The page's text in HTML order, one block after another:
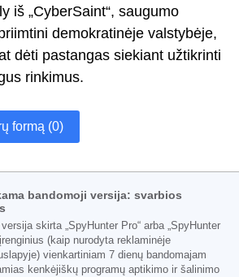
iš „CyberSaint“, saugumo
demokratinėje valstybėje,
dėti pastangas siekiant užtikrinti
rinkimus.
formą (0)
bandomoji versija: svarbios
versija skirta „SpyHunter Pro“ arba „SpyHunter
(kaip nurodyta reklaminėje
vienkartiniam 7 dienų bandomajam
kenkėjiškų programų aptikimo ir šalinimo